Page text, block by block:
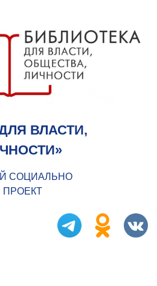
ВЛАСТИ,
СОЦИАЛЬНО